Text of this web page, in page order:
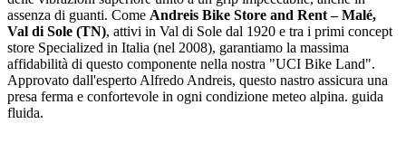
assenza di guanti. Come Andreis Bike Store and Rent – Malé,
Val di Sole (TN), attivi in Val di Sole dal 1920 e tra i primi concept
store Specialized in Italia (nel 2008), garantiamo la massima
affidabilità di questo componente nella nostra "UCI Bike Land".
Approvato dall'esperto Alfredo Andreis, questo nastro assicura una
presa ferma e confortevole in ogni condizione meteo alpina. guida
fluida.